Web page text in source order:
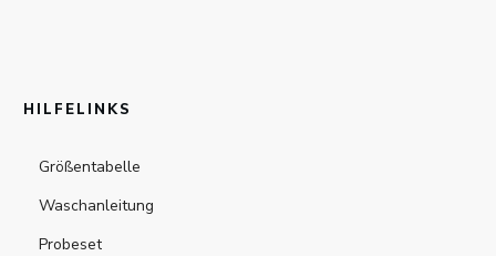
HILFELINKS
Größentabelle
Waschanleitung
Probeset